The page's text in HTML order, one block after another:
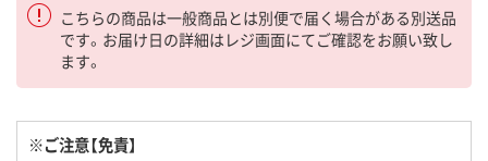
こちらの商品は一般商品とは別便で届く場合がある別送品
です。お届け日の詳細はレジ画面にてご確認をお願い致し
ます。
※ご注意【免責】